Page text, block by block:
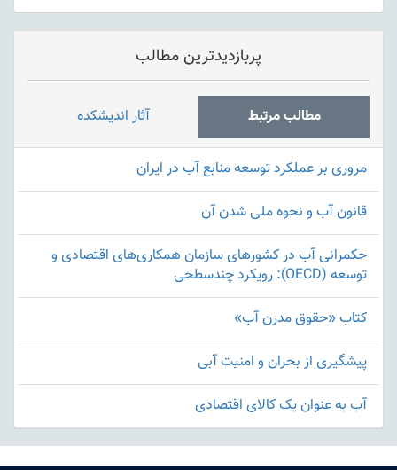
پربازدیدترین مطالب
مطالب مرتبط آثار اندیشکده
مروری بر عملکرد توسعه منابع آب در ایران
قانون آب و نحوه ملی شدن آن
حکمرانی آب در کشورهای سازمان همکاری‌های اقتصادی و
توسعه (OECD): رویکرد چندسطحی
کتاب «حقوق مدرن آب»
پیشگیری از بحران و امنیت آبی
آب به عنوان یک کالای اقتصادی